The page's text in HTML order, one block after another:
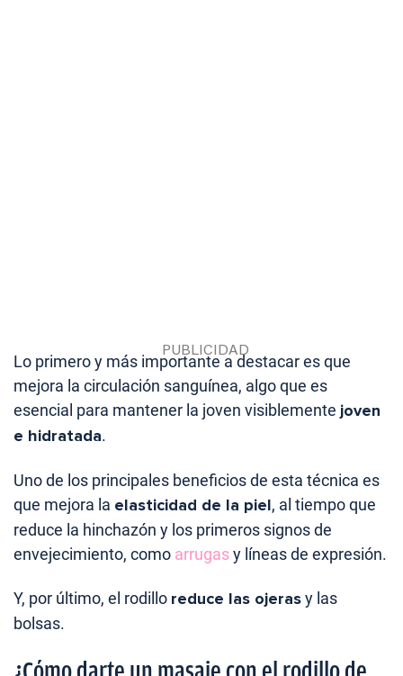
Lo primero y más importante a destacar es que
mejora la circulación sanguínea, algo que es
esencial para mantener la joven visiblemente joven
e hidratada.
Uno de los principales beneficios de esta técnica es
que mejora la elasticidad de la piel, al tiempo que
reduce la hinchazón y los primeros signos de
envejecimiento, como arrugasy líneas de expresión.
Y, por último, el rodillo reduce las ojerasy las
bolsas.